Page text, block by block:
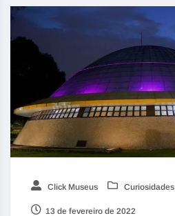
Click Museus Curiosidades
13 de fevereiro de 2022